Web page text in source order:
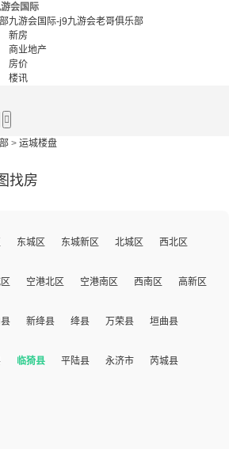
会国际
九游会国际-j9九游会老哥俱乐部
新房
商业地产
房价
楼讯

> 运城楼盘
找房
东城区 东城新区 北城区 西北区
空港北区 空港南区 西南区 高新区
新绛县 绛县 万荣县 垣曲县
临猗县 平陆县 永济市 芮城县